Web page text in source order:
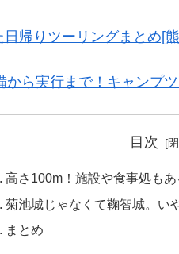
帰りツーリングまとめ[
から実行まで！キャンプ
目次
高さ100m！施設や食事処も
菊池城じゃなくて鞠智城。い
まとめ